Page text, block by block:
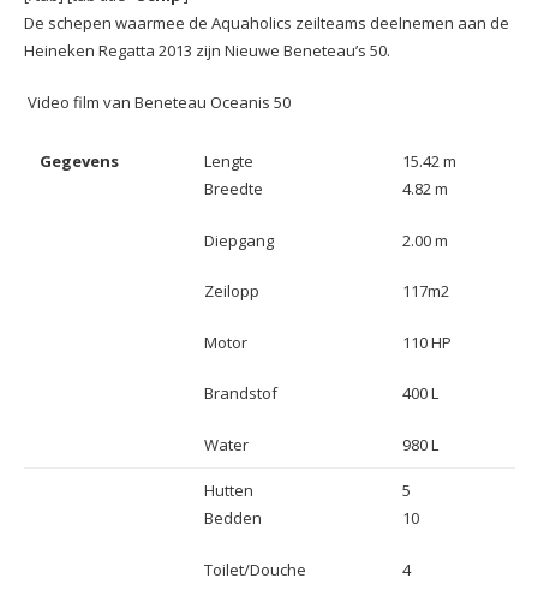
De schepen waarmee de Aquaholics zeilteams deelnemen aan de
Heineken Regatta 2013 zijn Nieuwe Beneteau’s 50.
Video film van Beneteau Oceanis 50
Gegevens
Lengte
Breedte
Diepgang
Zeilopp
Motor
Brandstof
Water
15.42 m
4.82 m
2.00 m
117m2
110 HP
400 L
980 L
Hutten
Bedden
Toilet/Douche
5
10
4